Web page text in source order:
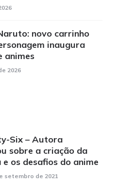
novo carrinho
inaugura
animes
2026
Six – Autora
sobre a criação da
os desafios do anime
setembro de 2021